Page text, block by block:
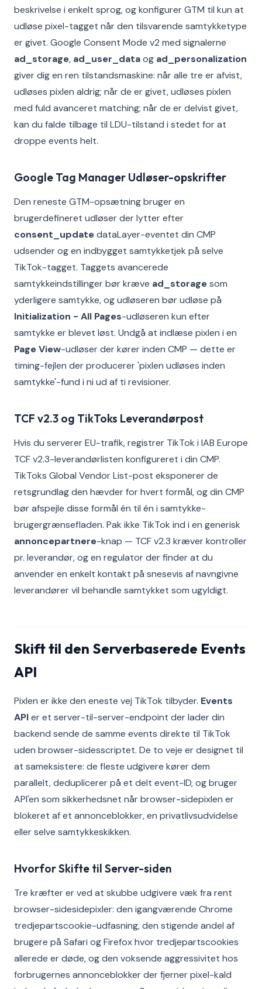
beskrivelse i enkelt sprog, og konfigurer GTM til kun at
udløse pixel-tagget når den tilsvarende samtykketype
er givet. Google Consent Mode v2 med signalerne
ad_storage, ad_user_dataog ad_personalization
giver dig en ren tilstandsmaskine: når alle tre er afvist,
udløses pixlen aldrig; når de er givet, udløses pixlen
med fuld avanceret matching; når de er delvist givet,
kan du falde tilbage til LDU-tilstand i stedet for at
droppe events helt.
Google Tag Manager Udløser-opskrifter
Den reneste GTM-opsætning bruger en
brugerdefineret udløser der lytter efter
consent_updatedataLayer-eventet din CMP
udsender og en indbygget samtykketjek på selve
TikTok-tagget. Taggets avancerede
samtykkeindstillinger bør kræve ad_storagesom
yderligere samtykke, og udløseren bør udløse på
Initialization - All Pages-udløseren kun efter
samtykke er blevet løst. Undgå at indlæse pixlen i en
Page View-udløser der kører inden CMP — dette er
timing-fejlen der producerer 'pixlen udløses inden
samtykke'-fund i ni ud af ti revisioner.
TCF v2.3 og TikToks Leverandørpost
Hvis du serverer EU-trafik, registrer TikTok i IAB Europe
TCF v2.3-leverandørlisten konfigureret i din CMP.
TikToks Global Vendor List-post eksponerer de
retsgrundlag den hævder for hvert formål, og din CMP
bør afspejle disse formål én til én i samtykke-
brugergrænsefladen. Pak ikke TikTok ind i en generisk
annoncepartnere-knap — TCF v2.3 kræver kontroller
pr. leverandør, og en regulator der finder at du
anvender en enkelt kontakt på snesevis af navngivne
leverandører vil behandle samtykket som ugyldigt.
Skift til den Serverbaserede Events
API
Pixlen er ikke den eneste vej TikTok tilbyder. Events
APIer et server-til-server-endpoint der lader din
backend sende de samme events direkte til TikTok
uden browser-sidesscriptet. De to veje er designet til
at sameksistere: de fleste udgivere kører dem
parallelt, deduplicerer på et delt event-ID, og bruger
API'en som sikkerhedsnet når browser-sidepixlen er
blokeret af et annonceblokker, en privatlivsudvidelse
eller selve samtykkeskikken.
Hvorfor Skifte til Server-siden
Tre kræfter er ved at skubbe udgivere væk fra rent
browser-sidesidepixler: den igangværende Chrome
tredjepartscookie-udfasning, den stigende andel af
brugere på Safari og Firefox hvor tredjepartscookies
allerede er døde, og den voksende aggressivitet hos
forbrugernes annonceblokker der fjerner pixel-kald